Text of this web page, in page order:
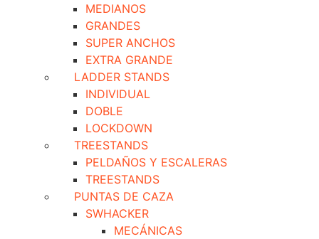
MEDIANOS
GRANDES
SUPER ANCHOS
EXTRA GRANDE
LADDER STANDS
INDIVIDUAL
DOBLE
LOCKDOWN
TREESTANDS
PELDAÑOS Y ESCALERAS
TREESTANDS
PUNTAS DE CAZA
SWHACKER
MECÁNICAS